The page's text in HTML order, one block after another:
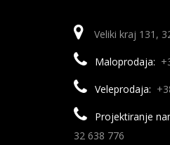
Veliki kraj 131,
Maloprodaja:
Veleprodaja:
Projektiranje
32 638 776